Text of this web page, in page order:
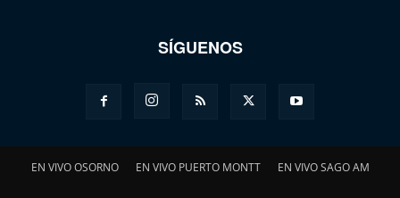
SÍGUENOS
EN VIVO OSORNO EN VIVO PUERTO MONTT EN VIVO SAGO AM